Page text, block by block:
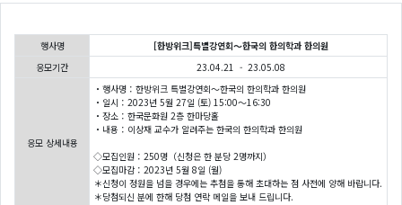
행사명
[한방위크]특별강연회〜한국의 한의학과 한의원
응모기간
23.04.21 - 23.05.08
응모 상세내용
・행사명：한방위크 특별강연회〜한국의 한의학과 한의원
・일시：2023년 5월 27일 (토) 15:00～16:30
・장소：한국문화원 2층 한마당홀
・내용：이상재 교수가 알려주는 한국의 한의학과 한의원
◇모집인원：250명（신청은 한 분당 2명까지）
◇모집마감：2023년 5월 8일 (월)
＊신청이 정원을 넘을 경우에는 추첨을 통해 초대하는 점 사전에 양해 바랍니다.
＊당첨되신 분에 한해 당첨 연락 메일을 보내 드립니다.